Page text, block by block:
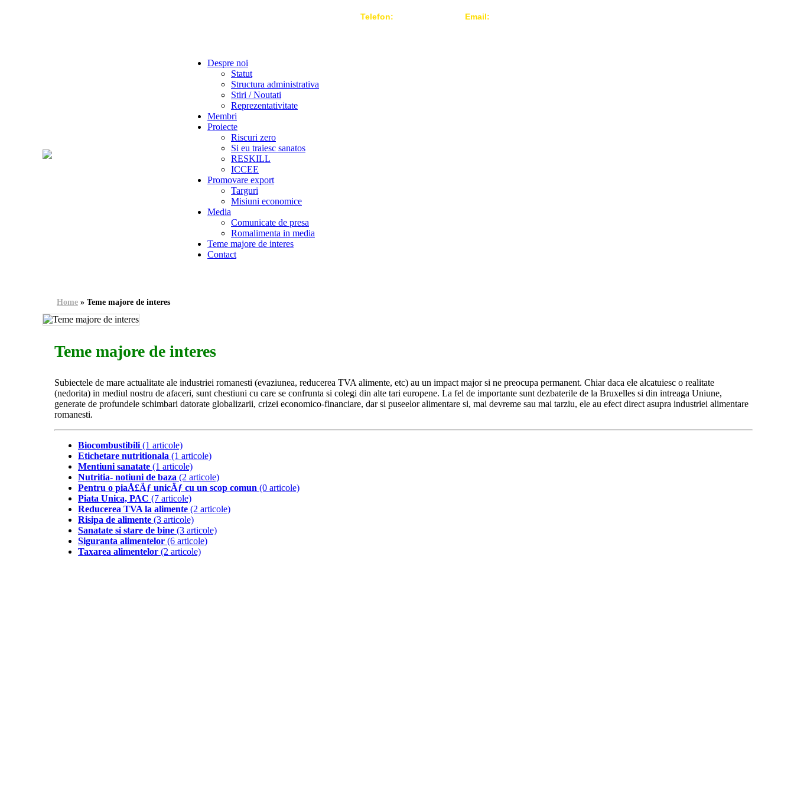
Telefon: Email:
Despre noi
Statut
Structura administrativa
Stiri / Noutati
Reprezentativitate
Membri
Proiecte
Riscuri zero
Si eu traiesc sanatos
RESKILL
ICCEE
Promovare export
Targuri
Misiuni economice
Media
Comunicate de presa
Romalimenta in media
Teme majore de interes
Contact
Home » Teme majore de interes
Teme majore de interes
Subiectele de mare actualitate ale industriei romanesti (evaziunea, reducerea TVA alimente, etc) au un impact major si ne preocupa permanent. Chiar daca ele alcatuiesc o realitate
(nedorita) in mediul nostru de afaceri, sunt chestiuni cu care se confrunta si colegi din alte tari europene. La fel de importante sunt dezbaterile de la Bruxelles si din intreaga Uniune,
generate de profundele schimbari datorate globalizarii, crizei economico-financiare, dar si puseelor alimentare si, mai devreme sau mai tarziu, ele au efect direct asupra industriei alimentare
romanesti.
Biocombustibili (1 articole)
Etichetare nutritionala (1 articole)
Mentiuni sanatate (1 articole)
Nutritia- notiuni de baza (2 articole)
Pentru o piaÅ£Äƒ unicÄƒ cu un scop comun (0 articole)
Piata Unica, PAC (7 articole)
Reducerea TVA la alimente (2 articole)
Risipa de alimente (3 articole)
Sanatate si stare de bine (3 articole)
Siguranta alimentelor (6 articole)
Taxarea alimentelor (2 articole)